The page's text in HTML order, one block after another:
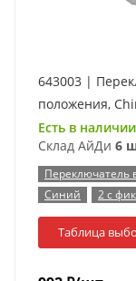
643003 |
положения,
Есть в
Склад АйДи 6
Переключатель
Синий
2 с
Таблица